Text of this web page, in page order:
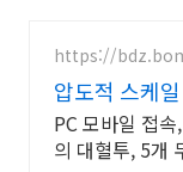
https://
압도적 스케
PC 모바일 접
의 대혈투, 5개